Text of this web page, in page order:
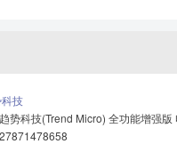
技
势科技(Trend Micro) 全功能增强